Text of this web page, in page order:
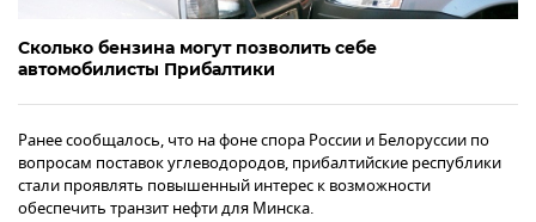
Сколько бензина могут позволить себе
автомобилисты Прибалтики
Ранее сообщалось, что на фоне спора России и Белоруссии по
вопросам поставок углеводородов, прибалтийские республики
стали проявлять повышенный интерес к возможности
обеспечить транзит нефти для Минска.